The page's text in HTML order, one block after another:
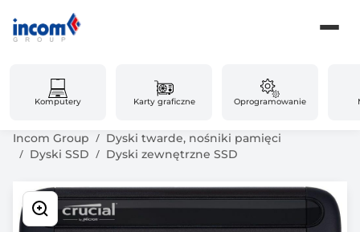
Komputery Karty graficzne Oprogramowanie
Incom Group
Dyski twarde, nośniki pamięci
Dyski SSD
Dyski zewnętrzne SSD